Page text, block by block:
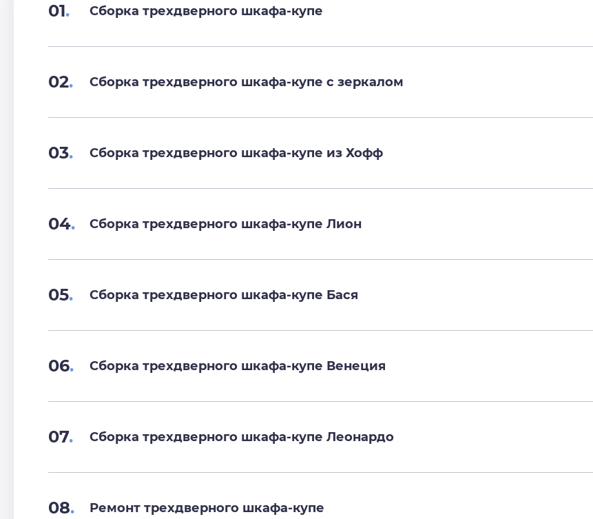
01. Сборка трехдверного шкафа-купе
02. Сборка трехдверного шкафа-купе с зеркалом
03. Сборка трехдверного шкафа-купе из Хофф
04. Сборка трехдверного шкафа-купе Лион
05. Сборка трехдверного шкафа-купе Бася
06. Сборка трехдверного шкафа-купе Венеция
07. Сборка трехдверного шкафа-купе Леонардо
08. Ремонт трехдверного шкафа-купе